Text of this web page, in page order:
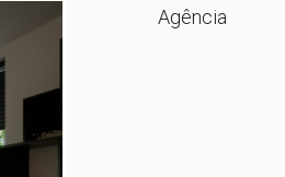
Agência